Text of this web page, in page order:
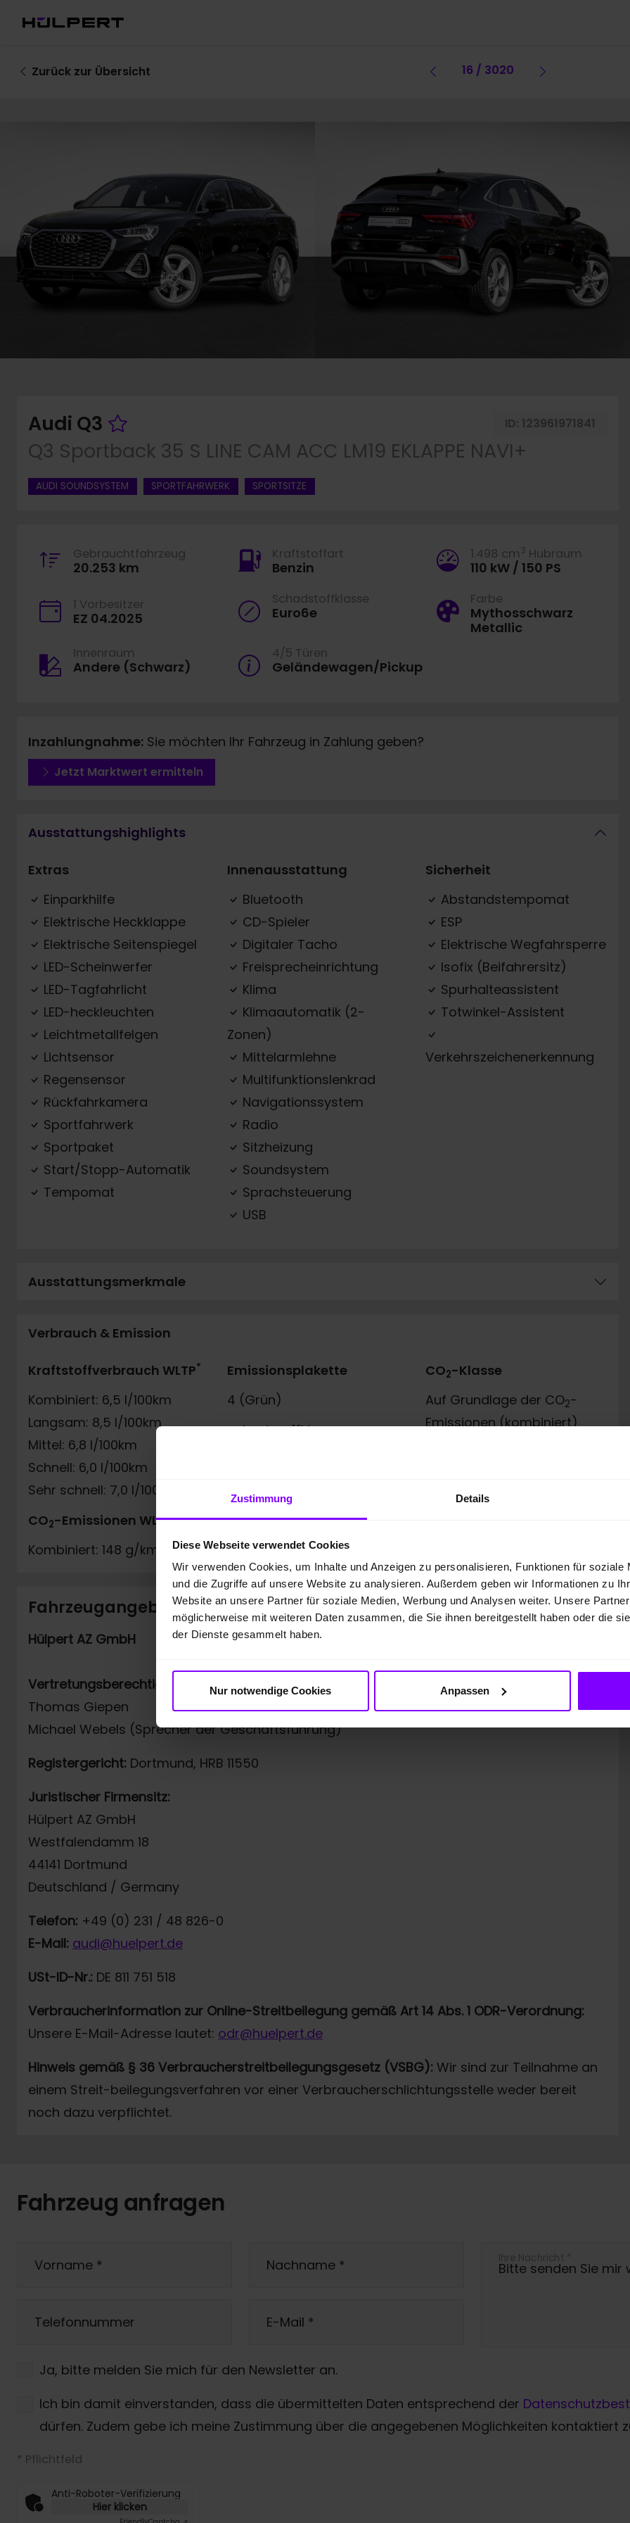
Zustimmung Details
Diese Webseite verwendet Cookies
Wir verwenden Cookies, um Inhalte und Anzeigen zu personalisieren, Funktionen für soziale
und die Zugriffe auf unsere Website zu analysieren. Außerdem geben wir Informationen zu
Website an unsere Partner für soziale Medien, Werbung und Analysen weiter. Unsere
möglicherweise mit weiteren Daten zusammen, die Sie ihnen bereitgestellt haben oder die
der Dienste gesammelt haben.
Nur notwendige Cookies Anpassen
Zurück zur Übersicht Vorheriges Fahrzeug
16 / 3020
Audi Q3 Fahrzeug merken ID: 123961971841
Q3 Sportback 35 S LINE CAM ACC LM19 EKLAPPE NAVI+
AUDI SOUNDSYSTEM SPORTFAHRWERK SPORTSITZE
Gebrauchtfahrzeug
20.253 km
Kraftstoffart
Benzin
1.498 cm 3 Hubraum
110 kW / 150 PS
1 Vorbesitzer
EZ 04.2025
Schadstoffklasse
Euro6e
Farbe
Mythosschwarz
Metallic
Innenraum
Andere (Schwarz)
4/5 Türen
Geländewagen/Pickup
Inzahlungnahme: Sie möchten Ihr Fahrzeug in Zahlung geben?
Jetzt Marktwert ermitteln
Ausstattungshighlights
Extras
Einparkhilfe
Elektrische Heckklappe
Elektrische Seitenspiegel
LED-Scheinwerfer
LED-Tagfahrlicht
LED-heckleuchten
Leichtmetallfelgen
Lichtsensor
Regensensor
Rückfahrkamera
Sportfahrwerk
Sportpaket
Start/Stopp-Automatik
Tempomat
Innenausstattung
Bluetooth
CD-Spieler
Digitaler Tacho
Freisprecheinrichtung
Klima
Klimaautomatik (2-
Zonen)
Mittelarmlehne
Multifunktionslenkrad
Navigationssystem
Radio
Sitzheizung
Soundsystem
Sprachsteuerung
USB
Sicherheit
Abstandstempomat
ESP
Elektrische Wegfahrsperre
Isofix (Beifahrersitz)
Spurhalteassistent
Totwinkel-Assistent
Verkehrszeichenerkennung
Ausstattungsmerkmale
Verbrauch & Emission
Kraftstoffverbrauch WLTP*
Kombiniert: 6,5 l/100km
Langsam: 8,5 l/100km
Mittel: 6,8 l/100km
Schnell: 6,0 l/100km
Sehr schnell: 7,0 l/100km
CO2-Emissionen WLTP*
Kombiniert: 148 g/km
Emissionsplakette
4 (Grün)
Schadstoffklasse
CO2-Klasse
Auf Grundlage der CO2-
Emissionen (kombiniert)
Fahrzeugangebot der Hülpert AZ GmbH
Hülpert AZ GmbH
Vertretungsberechtigt:
Thomas Giepen
Michael Webels (Sprecher der Geschäftsführung)
Registergericht: Dortmund, HRB 11550
Juristischer Firmensitz:
Hülpert AZ GmbH
Westfalendamm 18
44141 Dortmund
Deutschland / Germany
Telefon: +49 (0) 231 / 48 826-0
E-Mail: audi@huelpert.de
USt-ID-Nr.: DE 811 751 518
Verbraucherinformation zur Online-Streitbeilegung gemäß Art 14 Abs. 1 ODR-Verordnung:
Unsere E-Mail-Adresse lautet: odr@huelpert.de
Hinweis gemäß § 36 Verbraucherstreitbeilegungsgesetz (VSBG): Wir sind zur Teilnahme an
einem Streit-beilegungsverfahren vor einer Verbraucherschlichtungsstelle weder bereit
noch dazu verpflichtet.
Fahrzeug anfragen
Vorname * Nachname *
Telefonnummer E-Mail *
Ihre Nachricht *
Ja, bitte melden Sie mich für den Newsletter an.
Ich bin damit einverstanden, dass die übermittelten Daten entsprechend der
dürfen. Zudem gebe ich meine Zustimmung über die angegebenen Möglichkeiten kontaktiert
* Pflichtfeld
Anti-Roboter-Verifizierung
Hier klicken